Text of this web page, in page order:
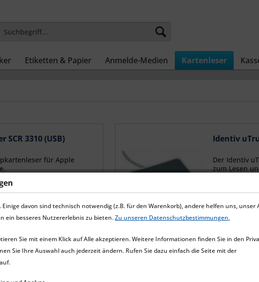
Etiketten & Papier Anmelde-Medien Kartenleser
SCR 3310 (USB)
für Apple
Identiv
Der Identiv
zum Lesen
40,00 € *
DUAL (USB)
Standfuß
Einige davon sind technisch notwendig (z.B. für den Warenkorb), andere helfen uns, unser
ein besseres Nutzererlebnis zu bieten.Zu unseren Datenschutzbestimmungen.
Sie mit einem Klick auf Alle akzeptieren. Weitere Informationen finden Sie in den
Sie Ihre Auswahl auch jederzeit ändern. Rufen Sie dazu einfach die Seite mit der